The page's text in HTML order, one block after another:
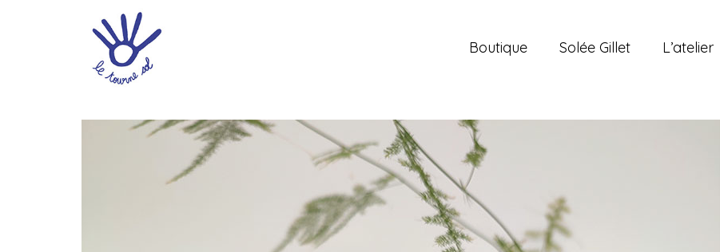
Boutique Solée Gillet L’atelier